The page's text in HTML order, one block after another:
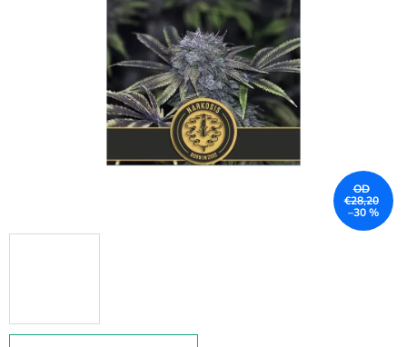
OD
€28,20
–30 %